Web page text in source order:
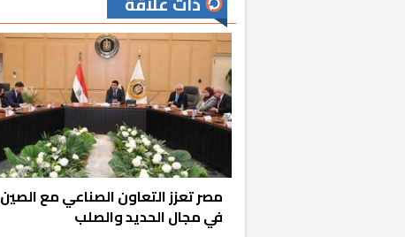
مصر تعزز التعاون الصناعي مع الصين
في مجال الحديد والصلب